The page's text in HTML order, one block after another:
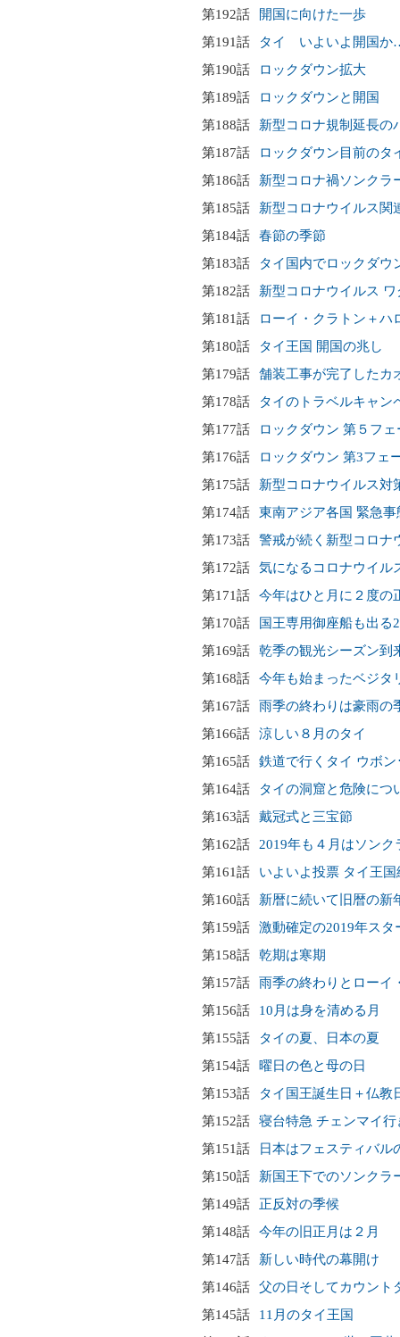
第192話
開国に向けた一歩
第191話
タイ いよいよ開国か
第190話
ロックダウン拡大
第189話
ロックダウンと開国
第188話
新型コロナ規制延長の
第187話
ロックダウン目前のタ
第186話
新型コロナ禍ソンクラ
第185話
新型コロナウイルス関
第184話
春節の季節
第183話
タイ国内でロックダウ
第182話
新型コロナウイルス
第181話
ローイ・クラトン＋ハ
第180話
タイ王国 開国の兆し
第179話
舗装工事が完了したカ
第178話
タイのトラベルキャン
第177話
ロックダウン 第５フ
第176話
ロックダウン 第3フェ
第175話
新型コロナウイルス対
第174話
東南アジア各国 緊急
第173話
警戒が続く新型コロナ
第172話
気になるコロナウイル
第171話
今年はひと月に２度の
第170話
国王専用御座船も出る
第169話
乾季の観光シーズン到
第168話
今年も始まったベジタ
第167話
雨季の終わりは豪雨の
第166話
涼しい８月のタイ
第165話
鉄道で行くタイ ウボ
第164話
タイの洞窟と危険につ
第163話
戴冠式と三宝節
第162話
2019年も４月はソンク
第161話
いよいよ投票 タイ王国
第160話
新暦に続いて旧暦の新
第159話
激動確定の2019年スタ
第158話
乾期は寒期
第157話
雨季の終わりとローイ
第156話
10月は身を清める月
第155話
タイの夏、日本の夏
第154話
曜日の色と母の日
第153話
タイ国王誕生日＋仏教
第152話
寝台特急 チェンマイ行
第151話
日本はフェスティバル
第150話
新国王下でのソンクラ
第149話
正反対の季候
第148話
今年の旧正月は２月
第147話
新しい時代の幕開け
第146話
父の日そしてカウント
第145話
11月のタイ王国